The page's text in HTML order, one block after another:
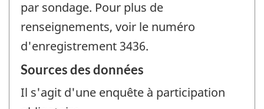
par sondage. Pour plus de
renseignements, voir le numéro
d'enregistrement 3436.
Sources des données
Il s'agit d'une enquête à participation